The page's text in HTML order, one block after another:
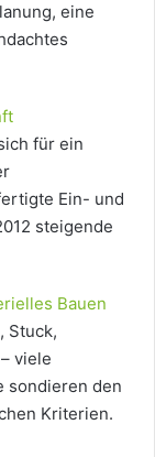
eine
für ein
Ein- und
steigende
Bauen
Stuck,
viele
sondieren den
Kriterien.